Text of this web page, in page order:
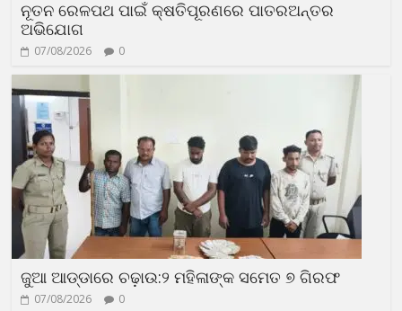
ନୂତନ ରେଳପଥ ପାଇଁ କ୍ଷତିପୂରଣରେ ପାତରଅନ୍ତର
ଅଭିଯୋଗ
07/08/2026 0
ଜୁଆ ଆଡ୍ଡାରେ ଚଢ଼ାଉ:୨ ମହିଳାଙ୍କ ସମେତ ୭ ଗିରଫ
07/08/2026 0